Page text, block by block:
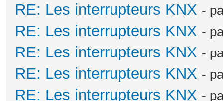
RE: Les interrupteurs KNX -
RE: Les interrupteurs KNX -
RE: Les interrupteurs KNX -
RE: Les interrupteurs KNX -
RE: Les interrupteurs KNX -